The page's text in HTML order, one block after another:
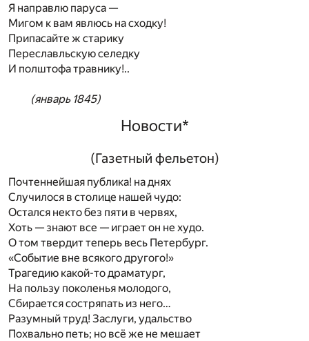
Я направлю паруса —
Мигом к вам явлюсь на сходку!
Припасайте ж старику
Переславльскую селедку
И полштофа травнику!..
(январь 1845)
Новости*
(Газетный фельетон)
Почтеннейшая публика! на днях
Случилося в столице нашей чудо:
Остался некто без пяти в червях,
Хоть — знают все — играет он не худо.
О том твердит теперь весь Петербург.
«Событие вне всякого другого!»
Трагедию какой-то драматург,
На пользу поколенья молодого,
Сбирается состряпать из него…
Разумный труд! Заслуги, удальство
Похвально петь; но всё же не мешает